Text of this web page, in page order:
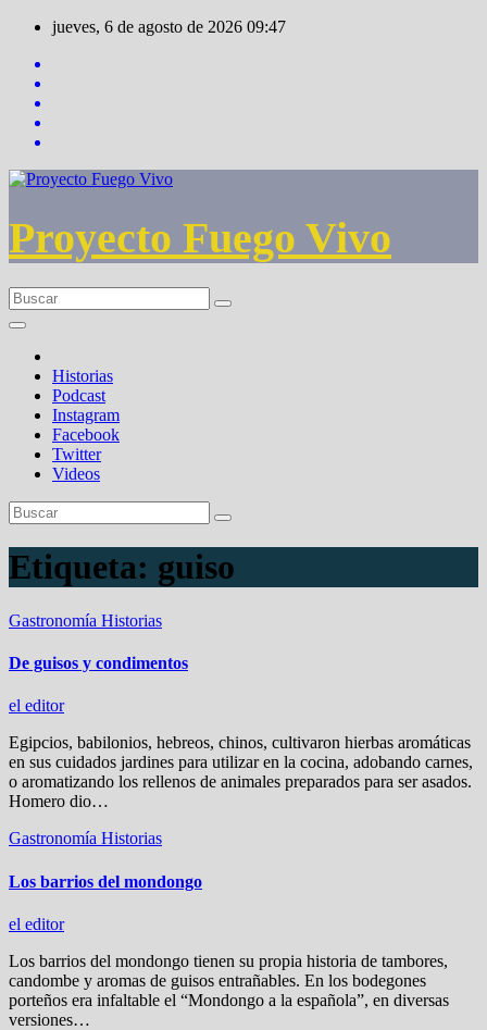
Saltar
contenido
jueves, 6 de agosto de 2026 09:47
Proyecto Fuego Vivo
Historias
Podcast
Instagram
Facebook
Twitter
Videos
Etiqueta: guiso
Gastronomía Historias
De guisos y condimentos
el editor
Egipcios, babilonios, hebreos, chinos, cultivaron hierbas aromáticas
en sus cuidados jardines para utilizar en la cocina, adobando carnes,
o aromatizando los rellenos de animales preparados para ser asados.
Homero dio…
Gastronomía Historias
Los barrios del mondongo
el editor
Los barrios del mondongo tienen su propia historia de tambores,
candombe y aromas de guisos entrañables. En los bodegones
porteños era infaltable el “Mondongo a la española”, en diversas
versiones…